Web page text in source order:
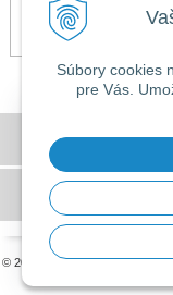
Súbory cookies
pre Vás.
Dostupné veľkosti S, M,
Požadovanú veľkosť
Všeobecné obchodné
GDPR a používanie
© 2026 MILLERS OILS
Predajňa
objednávky